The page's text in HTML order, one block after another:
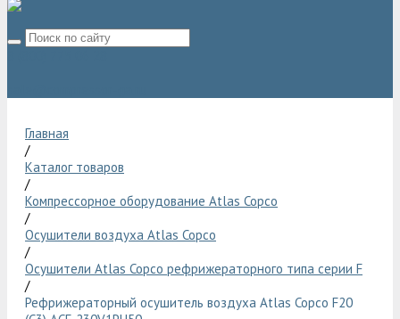
Главная
/
Каталог товаров
/
Компрессорное оборудование Atlas Copco
/
Осушители воздуха Atlas Copco
/
Осушители Atlas Copco рефрижераторного типа серии F
/
Рефрижераторный осушитель воздуха Atlas Copco F20